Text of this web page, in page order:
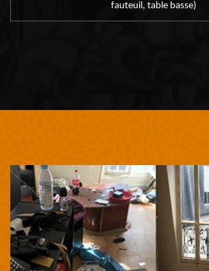
fauteuil, table basse)